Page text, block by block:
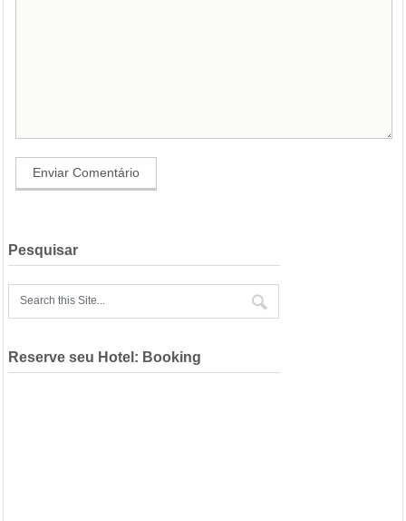
Pesquisar
Reserve seu Hotel: Booking